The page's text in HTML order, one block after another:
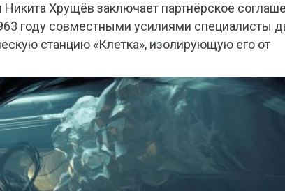
Хрущёв заключает партнёрское
году совместными усилиями специалисты
станцию «Клетка», изолирующую его от